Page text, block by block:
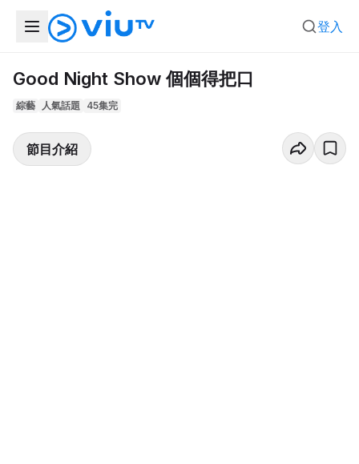
登入
Good Night Show 個個得把口
綜藝 人氣話題 45集完
節目介紹